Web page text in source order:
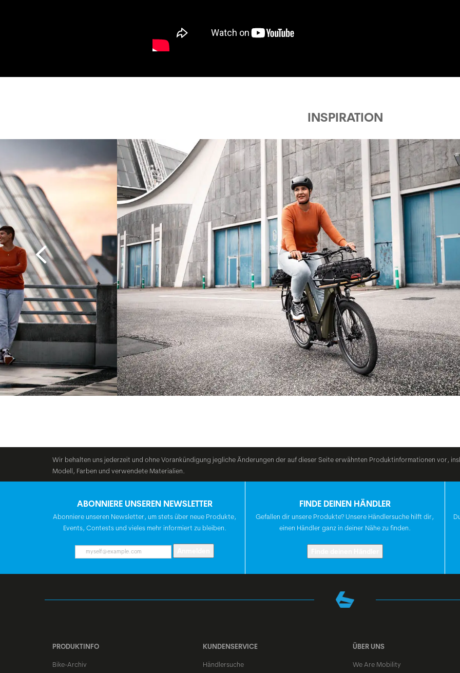
SPEICHEN
FELGEN
VORDERREIFEN
HINTERREIFEN
BELEUCHTUNG
GEPÄCKTRÄGER
PEDALE
RAHMENGRÖSSEN
INSPIRATION
Wir behalten uns jederzeit und ohne Vorankündigung jegliche Änderungen der auf dieser Seite erwähnten Produktinformationen vor,
Modell, Farben und verwendete Materialien.
ABONNIERE UNSEREN NEWSLETTER
Abonniere unseren Newsletter, um stets über neue Produkte,
Events, Contests und vieles mehr informiert zu bleiben.
FINDE DEINEN HÄNDLER
Gefallen dir unsere Produkte? Unsere Händlersuche hilft dir,
einen Händler ganz in deiner Nähe zu finden.
PRODUKTINFO
Bike-Archiv
KUNDENSERVICE
Händlersuche
ÜBER UNS
We Are Mobility